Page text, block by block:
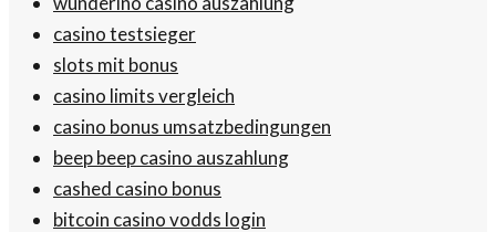
casino testsieger
slots mit bonus
casino limits vergleich
casino bonus umsatzbedingungen
beep beep casino auszahlung
cashed casino bonus
bitcoin casino vodds login